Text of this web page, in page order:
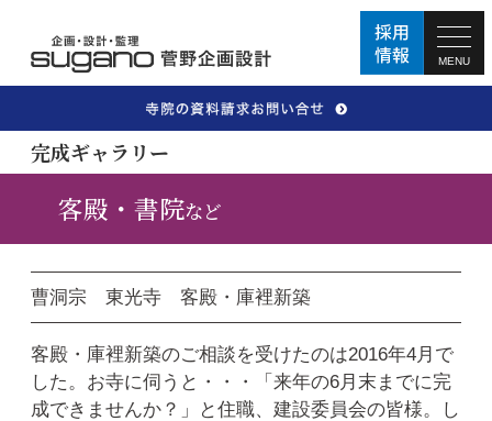
MENU
完成ギャラリー
客殿・書院など
曹洞宗 東光寺 客殿・庫裡新築
客殿・庫裡新築のご相談を受けたのは2016年4月で
した。お寺に伺うと・・・「来年の6月末までに完
成できませんか？」と住職、建設委員会の皆様。し